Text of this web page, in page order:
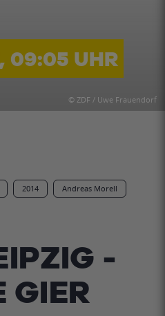
© ZDF / Uwe Frauendorf
09:05 UHR
2014 Andreas Morell
-
GIER